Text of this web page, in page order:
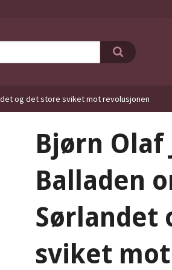
og det store sviket mot revolusjonen
Bjørn Olaf
Balladen
Sørlandet
sviket